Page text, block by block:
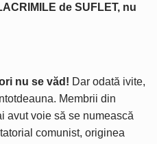
de SUFLET, nu
nu se văd! Dar odată ivite,
Membrii din
avut voie să se numească
comunist, originea